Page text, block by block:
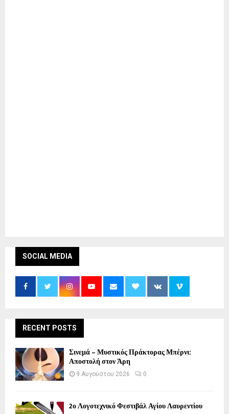
SOCIAL MEDIA
RECENT POSTS
Σινεμά – Μυστικός Πράκτορας Μπέρνι:
Αποστολή στον Άρη
9 Αυγούστου 2026 0
2ο Λογοτεχνικό Φεστιβάλ Αγίου Λαυρεντίου